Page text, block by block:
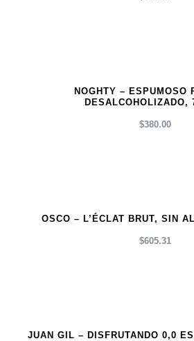
NOGHTY – ESPUMOSO
DESALCOHOLIZADO,
$380.00
OSCO – L’ÉCLAT BRUT, SIN
$605.31
JUAN GIL – DISFRUTANDO 0,0